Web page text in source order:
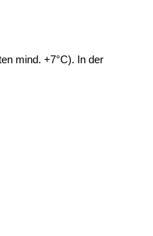
mind. +7°C). In der